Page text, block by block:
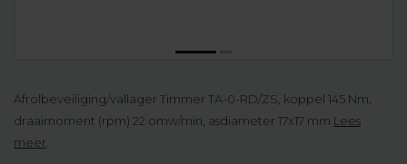
Afrolbeveiliging/vallager Timmer TA-0-RD/ZS, koppel 145 Nm,
draaimoment (rpm) 22 omw/min, asdiameter 17x17 mm Lees
meer